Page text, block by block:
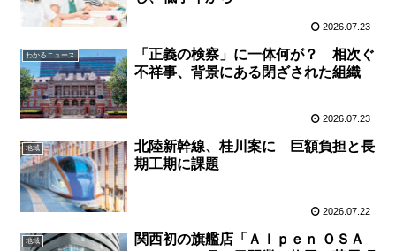
2026.07.23
わかるニュース
「正義の検察」に一体何が？ 相次ぐ
不祥事、背景にある閉ざされた組織
2026.07.23
地域
北陸新幹線、桂川案に 巨額負担と長
期工期に課題
2026.07.22
地域
関西初の旗艦店「Ａｌｐｅｎ ＯＳＡ